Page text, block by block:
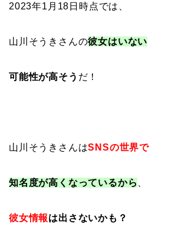
2023年1月18日時点では、
山川そうきさんの彼女はいない
可能性が高そう だ！
山川そうきさんはSNSの世界で
知名度が高くなっているから
彼女情報は出さないかも？